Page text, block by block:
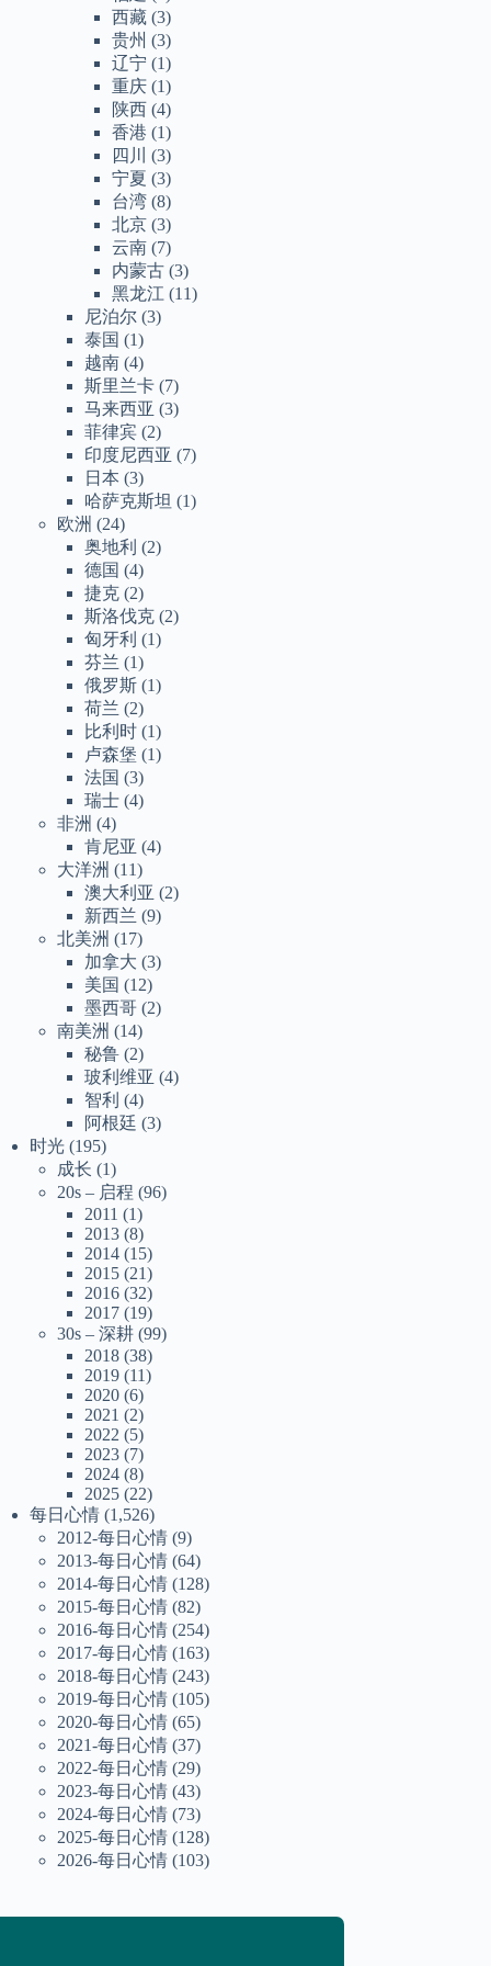
西藏 (3)
贵州 (3)
辽宁 (1)
重庆 (1)
陕西 (4)
香港 (1)
四川
(3)
宁夏 (3)
台湾 (8)
北京 (3)
云南 (7)
内蒙古 (3)
黑龙江 (11)
尼泊尔 (3)
泰国 (1)
越南 (4)
斯里兰卡 (7)
马来西亚 (3)
菲律宾 (2)
印度尼西亚 (7)
日本 (3)
哈萨克斯坦 (1)
欧洲 (24)
奥地利 (2)
德国 (4)
捷克 (2)
斯洛伐克 (2)
匈牙利 (1)
芬兰 (1)
俄罗斯 (1)
荷兰 (2)
比利时 (1)
卢森堡 (1)
法国 (3)
瑞士 (4)
非洲 (4)
肯尼亚 (4)
大洋洲 (11)
澳大利亚 (2)
新西兰 (9)
北美洲 (17)
加拿大 (3)
美国 (12)
墨西哥 (2)
南美洲 (14)
秘鲁 (2)
玻利维亚 (4)
智利 (4)
阿根廷 (3)
时光 (195)
成长 (1)
20s – 启程 (96)
2011 (1)
2013 (8)
2014 (15)
2015 (21)
2016 (32)
2017 (19)
30s – 深耕 (99)
2018 (38)
2019 (11)
2020 (6)
2021 (2)
2022 (5)
2023 (7)
2024 (8)
2025 (22)
每日心情 (1,526)
2012-每日心情 (9)
2013-每日心情 (64)
2014-每日心情 (128)
2015-每日心情 (82)
2016-每日心情 (254)
2017-每日心情 (163)
2018-每日心情 (243)
2019-每日心情 (105)
2020-每日心情 (65)
2021-每日心情 (37)
2022-每日心情 (29)
2023-每日心情 (43)
2024-每日心情 (73)
2025-每日心情 (128)
2026-每日心情 (103)